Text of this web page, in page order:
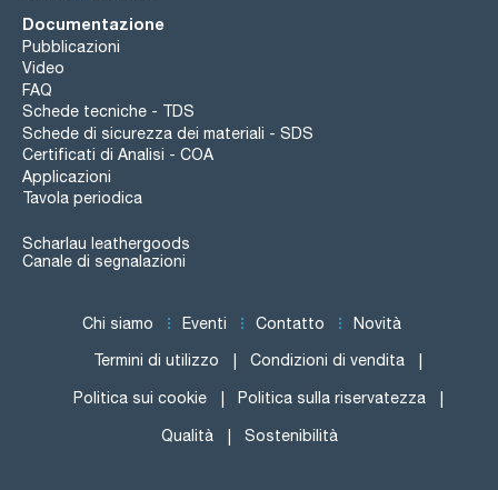
Documentazione
Pubblicazioni
Video
FAQ
Schede tecniche - TDS
Schede di sicurezza dei materiali - SDS
Certificati di Analisi - COA
Applicazioni
Tavola periodica
Scharlau leathergoods
Canale di segnalazioni
Chi siamo Eventi Contatto Novità
Termini di utilizzo Condizioni di vendita
Politica sui cookie Politica sulla riservatezza
Qualità Sostenibilità